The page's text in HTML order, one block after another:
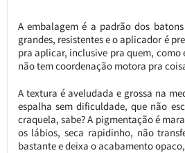
A embalagem é a padrão dos
grandes, resistentes e o aplicador é
pra aplicar, inclusive pra quem,
não tem coordenação motora pra
A textura é aveludada e grossa na
espalha sem dificuldade, que não
craquela, sabe? A pigmentação é
os lábios, seca rapidinho, não
bastante e deixa o acabamento